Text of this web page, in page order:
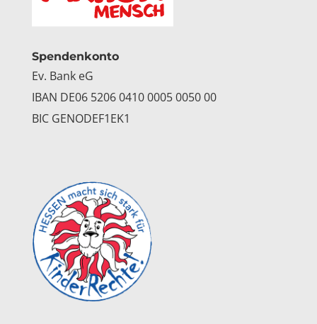
Spendenkonto
Ev. Bank eG
IBAN DE06 5206 0410 0005 0050 00
BIC GENODEF1EK1